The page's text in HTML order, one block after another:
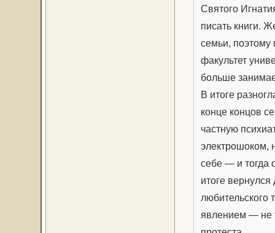
Святого
писать книги.
семьи, поэтому
факультет
больше
В итоге
конце концов
частную
электрошоком,
себе — и тогда
итоге
любительского
явлением — не